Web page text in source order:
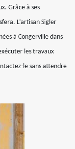
Grâce à ses
L’artisan Sigler
à Congerville dans
les travaux
le sans attendre